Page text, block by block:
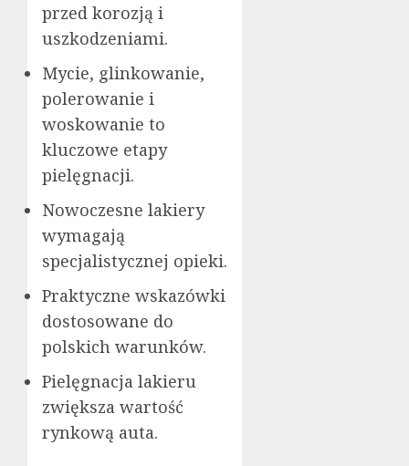
przed korozją i
uszkodzeniami.
Mycie, glinkowanie,
polerowanie i
woskowanie to
kluczowe etapy
pielęgnacji.
Nowoczesne lakiery
wymagają
specjalistycznej opieki.
Praktyczne wskazówki
dostosowane do
polskich warunków.
Pielęgnacja lakieru
zwiększa wartość
rynkową auta.